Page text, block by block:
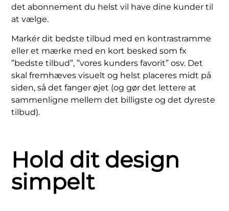
det abonnement du helst vil have dine kunder til
at vælge.
Markér dit bedste tilbud med en kontrastramme
eller et mærke med en kort besked som fx
”bedste tilbud”, ”vores kunders favorit” osv. Det
skal fremhæves visuelt og helst placeres midt på
siden, så det fanger øjet (og gør det lettere at
sammenligne mellem det billigste og det dyreste
tilbud).
Hold dit design
simpelt